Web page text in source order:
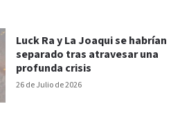
26 de Julio de 2026
Luck Ra y La Joaqui se habrían
separado tras atravesar una
profunda crisis